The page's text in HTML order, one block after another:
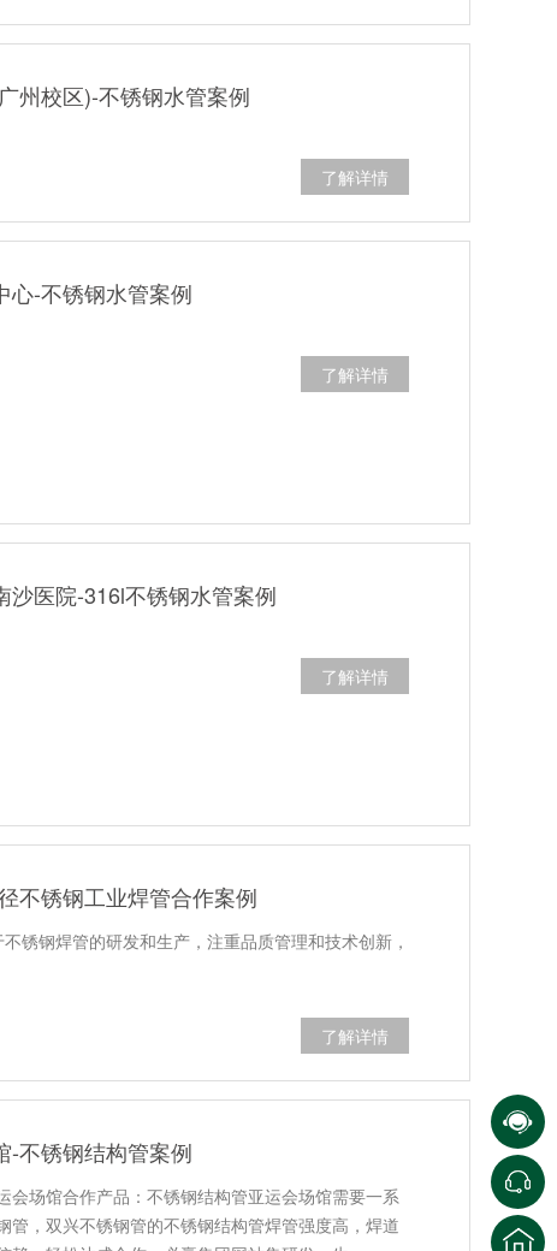
州校区)-不锈钢水管案例
了解详情
心-不锈钢水管案例
了解详情
沙医院-316l不锈钢水管案例
了解详情
不锈钢工业焊管合作案例
锈钢焊管的研发和生产，注重品质管理和技术创新，
了解详情
-不锈钢结构管案例
会场馆合作产品：不锈钢结构管亚运会场馆需要一系
管，双兴不锈钢管的不锈钢结构管焊管强度高，焊道